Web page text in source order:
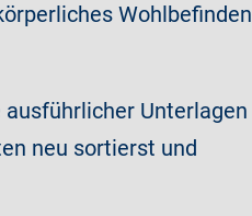
Wohlbefinden
Unterlagen
neu sortierst und